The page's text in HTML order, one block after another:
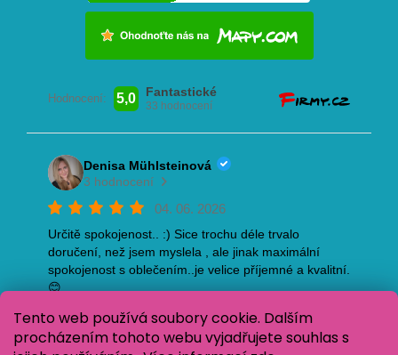
Tento web používá soubory cookie. Dalším
procházením tohoto webu vyjadřujete souhlas s